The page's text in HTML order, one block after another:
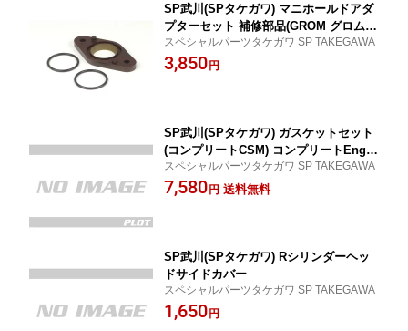
SP武川(SPタケガワ) マニホールドアダ
プターセット 補修部品(GROM グロム/M
SX)
スペシャルパーツタケガワ SP TAKEGAWA
3,850円
SP武川(SPタケガワ) ガスケットセット
(コンプリートCSM) コンプリートEng.
専用
スペシャルパーツタケガワ SP TAKEGAWA
7,580円 送料無料
SP武川(SPタケガワ) Rシリンダーヘッ
ドサイドカバー
スペシャルパーツタケガワ SP TAKEGAWA
1,650円